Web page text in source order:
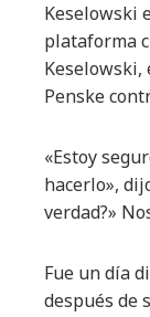
Keselowski
plataforma
Keselowski,
Penske
«Estoy
hacerlo»,
verdad?»
Fue un día
después de